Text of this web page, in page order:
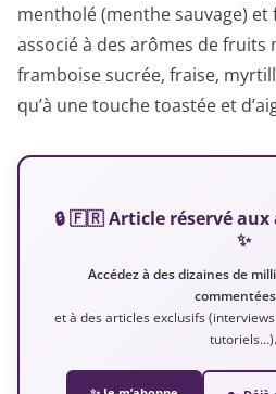
mentholé (menthe sauvage)
associé à des arômes de fruits
framboise sucrée, fraise,
qu’à une touche toastée et
🔒 🇫🇷 Article réservé
✨
Accédez à des dizaines de
commentées
et à des articles exclusifs
tutoriels…).